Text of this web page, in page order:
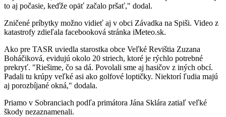
to aj počasie, keďže opäť začalo pršať," dodal.
Zničené príbytky možno vidieť aj v obci Závadka na Spiši. Video z
katastrofy zdieľala facebooková stránka iMeteo.sk.
Ako pre TASR uviedla starostka obce Veľké Revištia Zuzana
Boháčiková, evidujú okolo 20 striech, ktoré je rýchlo potrebné
prekryť. "Riešime, čo sa dá. Povolali sme aj hasičov z iných obcí.
Padali tu krúpy veľké asi ako golfové loptičky. Niektorí ľudia majú
aj porozbíjané okná," dodala.
Priamo v Sobranciach podľa primátora Jána Sklára zatiaľ veľké
škody nezaznamenali.